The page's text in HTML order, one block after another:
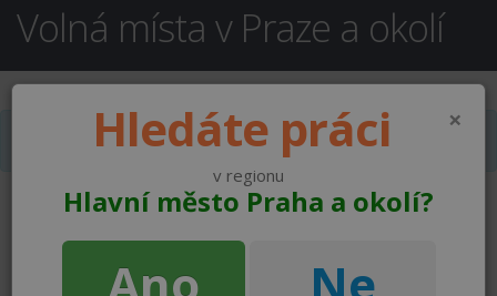
Volná místa v Praze a okolí
Hledané pracovní místo nebylo nalezeno
×
Hledáte práci
v regionu
Hlavní město Praha a okolí?
Ano Ne